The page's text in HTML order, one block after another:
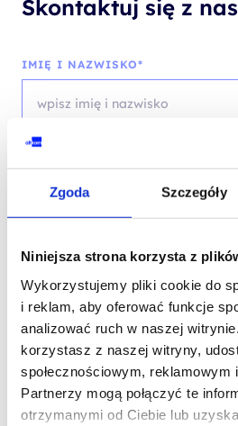
Zgoda Szczegóły
Niniejsza strona korzysta z
Wykorzystujemy pliki cookie do
i reklam, aby oferować funkcje
analizować ruch w naszej
korzystasz z naszej witryny,
społecznościowym, reklamowym
Partnerzy mogą połączyć te
otrzymanymi od Ciebie lub
Skontaktuj się z
IMIĘ I NAZWISKO*
wybierz województwo